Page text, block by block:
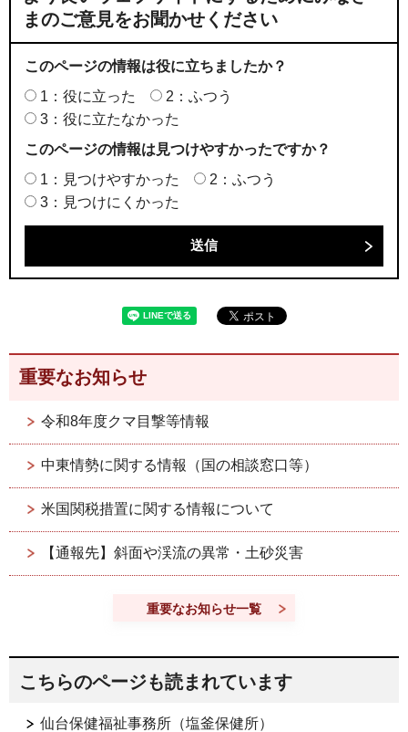
まのご意見をお聞かせください
このページの情報は役に立ちましたか？
1：役に立った
2：ふつう
3：役に立たなかった
このページの情報は見つけやすかったですか？
1：見つけやすかった
2：ふつう
3：見つけにくかった
重要なお知らせ
令和8年度クマ目撃等情報
中東情勢に関する情報（国の相談窓口等）
米国関税措置に関する情報について
【通報先】斜面や渓流の異常・土砂災害
重要なお知らせ一覧
こちらのページも読まれています
仙台保健福祉事務所（塩釜保健所）